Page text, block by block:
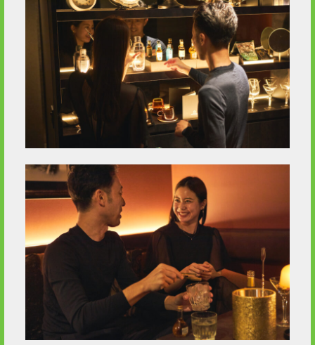
2021 / 1
2020 / 12
2020 / 11
2020 / 10
2020 / 9
2020 / 8
2020 / 5
2020 / 2
2020 / 1
2019 / 12
2019 / 10
2019 / 9
2019 / 5